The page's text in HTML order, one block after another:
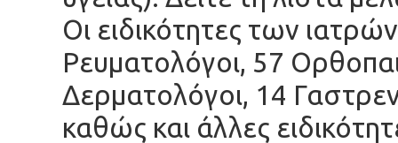
Οι ειδικότητες των
Ρευματολόγοι, 57
Δερματολόγοι, 14
καθώς και άλλες